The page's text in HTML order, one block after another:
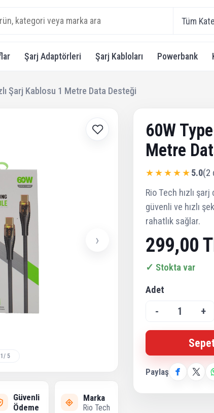
Şarj Adaptörleri Şarj Kabloları Powerbank
Şarj Kablosu 1 Metre Data Desteği
›
1/ 5
Güvenli
Ödeme
Marka
Rio Tech
60W
Metre
★★★★★5.0(2
Rio Tech hızlı
güvenli ve hızlı
rahatlık sağlar.
299,00
✓ Stokta var
Adet
- 1 +
Paylaş